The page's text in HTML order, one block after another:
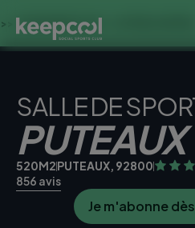
À 0€ << OFFRE LIMITÉE ☀️
SALLE DE
PUTEAUX
520M2PUTEAUX, 92800
856 avis
Je m'abonne